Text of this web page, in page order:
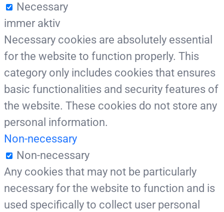
Necessary
immer aktiv
Necessary cookies are absolutely essential
for the website to function properly. This
category only includes cookies that ensures
basic functionalities and security features of
the website. These cookies do not store any
personal information.
Non-necessary
Non-necessary
Any cookies that may not be particularly
necessary for the website to function and is
used specifically to collect user personal